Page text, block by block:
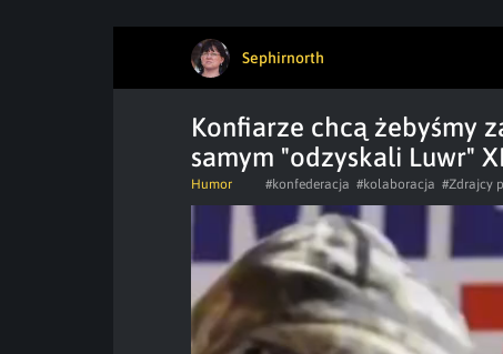
Sephirnorth
Konfiarze chcą żebyśmy
samym "odzyskali Luwr"
Humor #konfederacja #kolaboracja #Zdrajcy